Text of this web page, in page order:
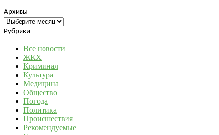
Архивы
Архивы
Рубрики
Все новости
ЖКХ
Криминал
Культура
Медицина
Общество
Погода
Политика
Происшествия
Рекомендуемые